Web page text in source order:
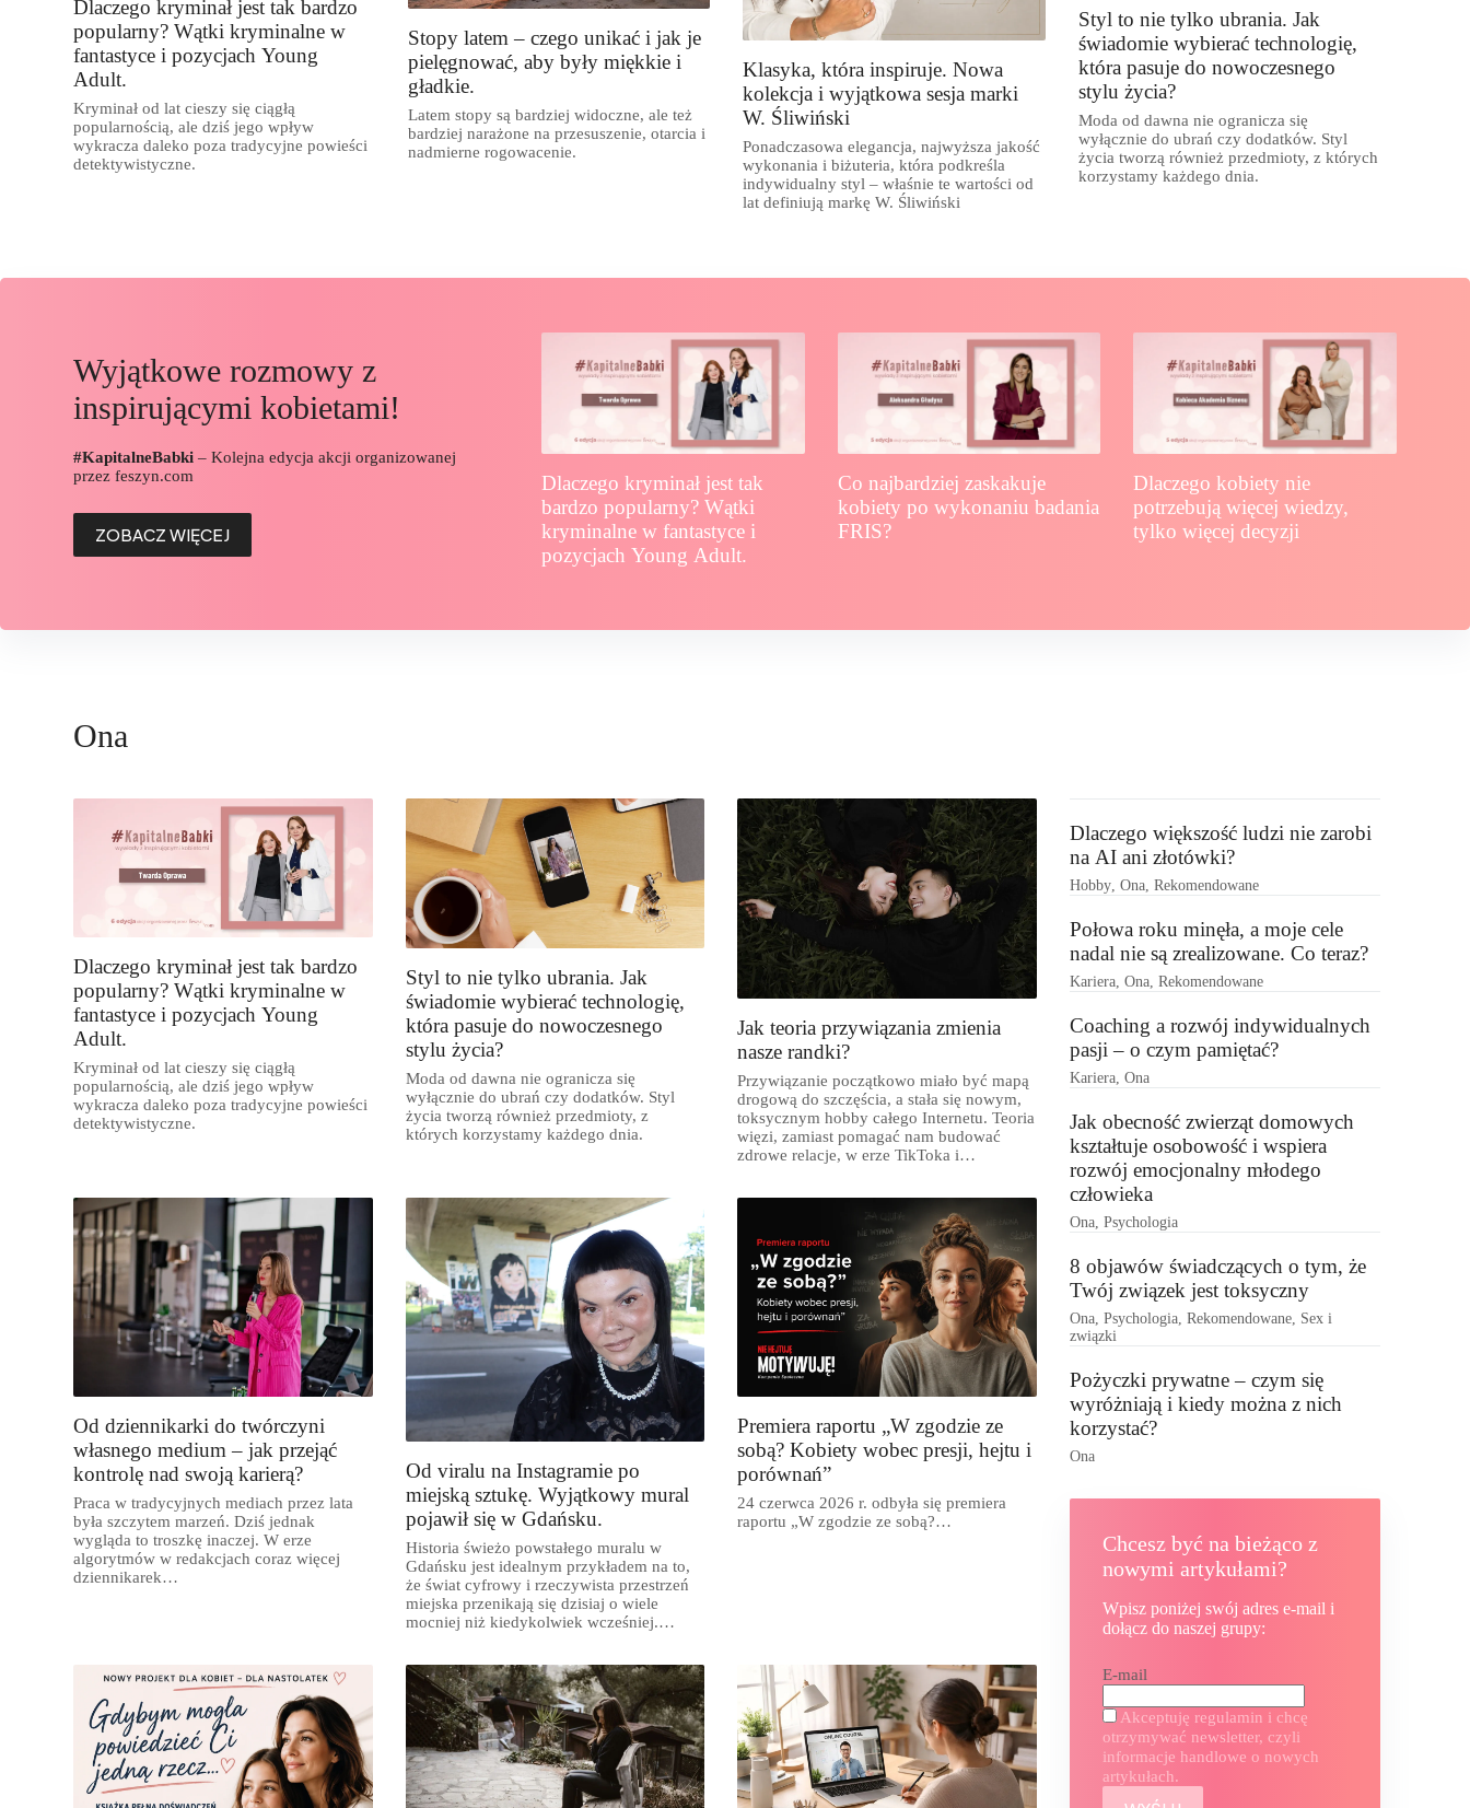
Dlaczego kryminał jest tak bardzo
popularny? Wątki kryminalne w
fantastyce i pozycjach Young
Adult.
Kryminał od lat cieszy się ciągłą
popularnością, ale dziś jego wpływ
wykracza daleko poza tradycyjne powieści
detektywistyczne.
Stopy latem – czego unikać i jak je
pielęgnować, aby były miękkie i
gładkie.
Latem stopy są bardziej widoczne, ale też
bardziej narażone na przesuszenie, otarcia i
nadmierne rogowacenie.
Klasyka, która inspiruje. Nowa
kolekcja i wyjątkowa sesja marki
W. Śliwiński
Ponadczasowa elegancja, najwyższa jakość
wykonania i biżuteria, która podkreśla
indywidualny styl – właśnie te wartości od
lat definiują markę W. Śliwiński
Styl to nie tylko ubrania. Jak
świadomie wybierać technologię,
która pasuje do nowoczesnego
stylu życia?
Moda od dawna nie ogranicza się
wyłącznie do ubrań czy dodatków. Styl
życia tworzą również przedmioty, z których
korzystamy każdego dnia.
Wyjątkowe rozmowy z
inspirującymi kobietami!
#KapitalneBabki– Kolejna edycja akcji organizowanej
przez feszyn.com
ZOBACZ WIĘCEJ
Dlaczego kryminał jest tak
bardzo popularny? Wątki
kryminalne w fantastyce i
pozycjach Young Adult.
Co najbardziej zaskakuje
kobiety po wykonaniu badania
FRIS?
Dlaczego kobiety nie
potrzebują więcej wiedzy,
tylko więcej decyzji
Ona
Dlaczego kryminał jest tak bardzo
popularny? Wątki kryminalne w
fantastyce i pozycjach Young
Adult.
Kryminał od lat cieszy się ciągłą
popularnością, ale dziś jego wpływ
wykracza daleko poza tradycyjne powieści
detektywistyczne.
Styl to nie tylko ubrania. Jak
świadomie wybierać technologię,
która pasuje do nowoczesnego
stylu życia?
Moda od dawna nie ogranicza się
wyłącznie do ubrań czy dodatków. Styl
życia tworzą również przedmioty, z
których korzystamy każdego dnia.
Jak teoria przywiązania zmienia
nasze randki?
Przywiązanie początkowo miało być mapą
drogową do szczęścia, a stała się nowym,
toksycznym hobby całego Internetu. Teoria
więzi, zamiast pomagać nam budować
zdrowe relacje, w erze TikToka i
Od dziennikarki do twórczyni
własnego medium – jak przejąć
kontrolę nad swoją karierą?
Praca w tradycyjnych mediach przez lata
była szczytem marzeń. Dziś jednak
wygląda to troszkę inaczej. W erze
algorytmów w redakcjach coraz więcej
dziennikarek…
Od viralu na Instagramie po
miejską sztukę. Wyjątkowy mural
pojawił się w Gdańsku.
Historia świeżo powstałego muralu w
Gdańsku jest idealnym przykładem na to,
że świat cyfrowy i rzeczywista przestrzeń
miejska przenikają się dzisiaj o wiele
mocniej niż kiedykolwiek wcześniej.
Premiera raportu „W zgodzie ze
sobą? Kobiety wobec presji, hejtu i
porównań”
24 czerwca 2026 r. odbyła się premiera
raportu „W zgodzie ze sobą?…
Dlaczego większość ludzi nie zarobi
na AI ani złotówki?
Hobby,Ona,Rekomendowane
Połowa roku minęła, a moje cele
nadal nie są zrealizowane. Co teraz?
Kariera,Ona,Rekomendowane
Coaching a rozwój indywidualnych
pasji – o czym pamiętać?
Kariera,Ona
Jak obecność zwierząt domowych
kształtuje osobowość i wspiera
rozwój emocjonalny młodego
człowieka
Ona,Psychologia
8 objawów świadczących o tym, że
Twój związek jest toksyczny
Ona,Psychologia,Rekomendowane, Sex i
związki
Pożyczki prywatne – czym się
wyróżniają i kiedy można z nich
korzystać?
Ona
Chcesz być na bieżąco z
nowymi artykułami?
Wpisz poniżej swój adres e-mail i
dołącz do naszej grupy:
E-mail
Akceptuję regulamin i chcę
otrzymywać newsletter, czyli
informacje handlowe o nowych
artykułach.